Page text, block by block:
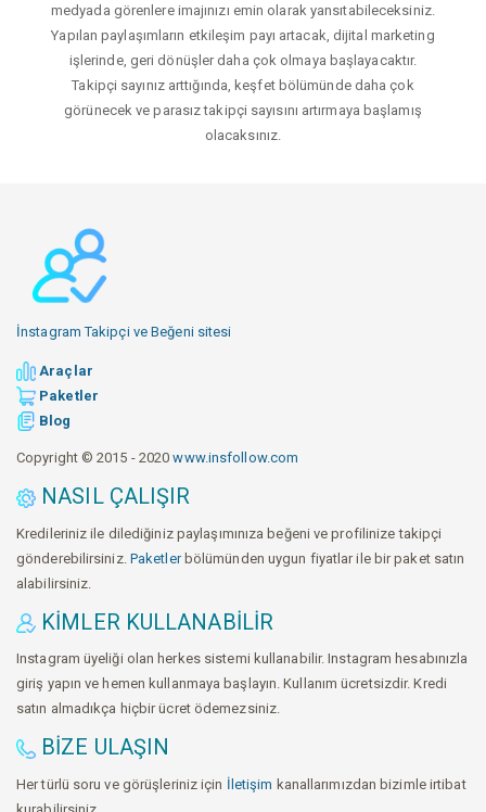
medyada görenlere imajınızı emin olarak yansıtabileceksiniz.
Yapılan paylaşımların etkileşim payı artacak, dijital marketing
işlerinde, geri dönüşler daha çok olmaya başlayacaktır.
Takipçi sayınız arttığında, keşfet bölümünde daha çok
görünecek ve parasız takipçi sayısını artırmaya başlamış
olacaksınız.
İnstagram Takipçi ve Beğeni sitesi
Araçlar
Paketler
Blog
Copyright © 2015 - 2020www.insfollow.com
NASIL ÇALIŞIR
Kredileriniz ile dilediğiniz paylaşımınıza beğeni ve profilinize takipçi
gönderebilirsiniz. Paketlerbölümünden uygun fiyatlar ile bir paket satın
alabilirsiniz.
KIMLER KULLANABILIR
Instagram üyeliği olan herkes sistemi kullanabilir. Instagram hesabınızla
giriş yapın ve hemen kullanmaya başlayın. Kullanım ücretsizdir. Kredi
satın almadıkça hiçbir ücret ödemezsiniz.
BIZE ULAŞIN
Her türlü soru ve görüşleriniz için İletişim kanallarımızdan bizimle irtibat